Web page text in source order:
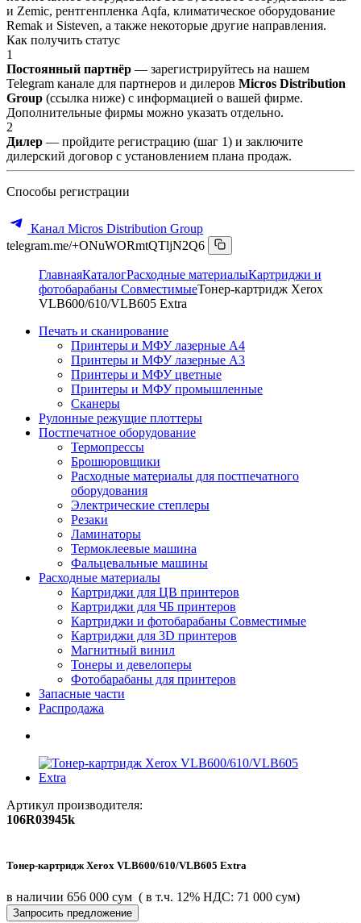
и Zemic, рентгенпленка Aqfa, климатическое оборудование
Remak и Sisteven, а также некоторые другие направления.
Как получить статус
1
Постоянный партнёр — зарегистрируйтесь на нашем
Telegram канале для партнеров и дилеров Micros Distribution
Group (ссылка ниже) с информацией о вашей фирме.
Дополнительные фирмы можно указать отдельно.
2
Дилер — пройдите регистрацию (шаг 1) и заключите
дилерский договор с установлением плана продаж.
Способы регистрации
Канал Micros Distribution Group
telegram.me/+ONuWORmtQTljN2Q6
ГлавнаяКаталогРасходные материалыКартриджи и
фотобарабаны СовместимыеТонер-картридж Xerox
VLB600/610/VLB605 Extra
Печать и сканирование
Принтеры и МФУ лазерные А4
Принтеры и МФУ лазерные А3
Принтеры и МФУ цветные
Принтеры и МФУ промышленные
Сканеры
Рулонные режущие плоттеры
Постпечатное оборудование
Термопрессы
Брошюровщики
Расходные материалы для постпечатного
оборудования
Электрические степлеры
Резаки
Ламинаторы
Термоклеевые машина
Фальцевальные машины
Расходные материалы
Картриджи для ЦВ принтеров
Картриджи для ЧБ принтеров
Картриджи и фотобарабаны Совместимые
Картриджи для 3D принтеров
Магнитный винил
Тонеры и девелоперы
Фотобарабаны для принтеров
Запасные части
Распродажа
Артикул производителя:
106R03945k
Тонер-картридж Xerox VLB600/610/VLB605 Extra
в наличии 656 000 сум ( в т.ч. 12% НДС: 71 000 сум)
Запросить предложение